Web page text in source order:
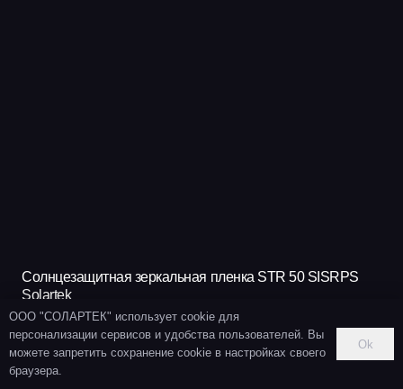
Солнцезащитная зеркальная пленка STR 50 SISRPS
Solartek
546₽
В КОРЗИНУ
ООО "СОЛАРТЕК" использует cookie для
персонализации сервисов и удобства пользователей. Вы
можете запретить сохранение cookie в настройках своего
браузера.
Ok